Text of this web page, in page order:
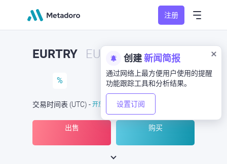
注册
创建新闻简报
通过网络上最方便用户使用的提醒
功能跟踪工具和分析结果。
设置订阅
EURTRY EUR/TRY
%
交易时间表 (UTC) - 开放
出售 购买